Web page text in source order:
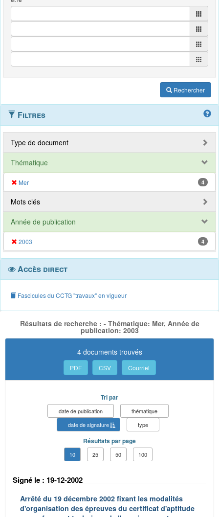
Rechercher
Filtres
Type de document
Thématique
Mer 4
Mots clés
Année de publication
2003 4
Accès direct
Fascicules du CCTG "travaux" en vigueur
Résultats de recherche : - Thématique: Mer, Année de
publication: 2003
4 documents trouvés
PDF CSV Courriel
Tri par
date de publication
thématique
date de signature
type
Résultats par page
10 25 50 100
Signé le : 19-12-2002
Arrêté du 19 décembre 2002 fixant les modalités
d'organisation des épreuves du certificat d'aptitude